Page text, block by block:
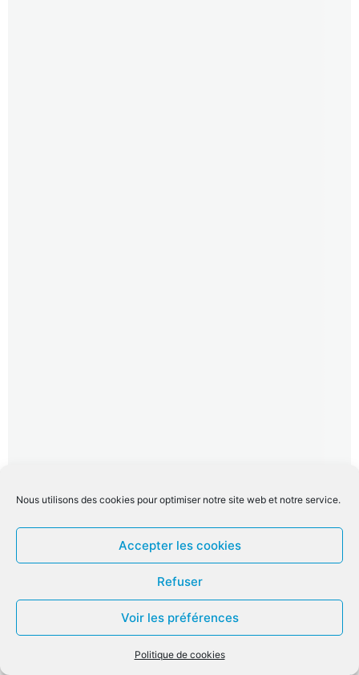
Nous utilisons des cookies pour optimiser notre site web et notre service.
Accepter les cookies
Refuser
Voir les préférences
Politique de cookies
Vous cherchez quelque chose en
particulier ?